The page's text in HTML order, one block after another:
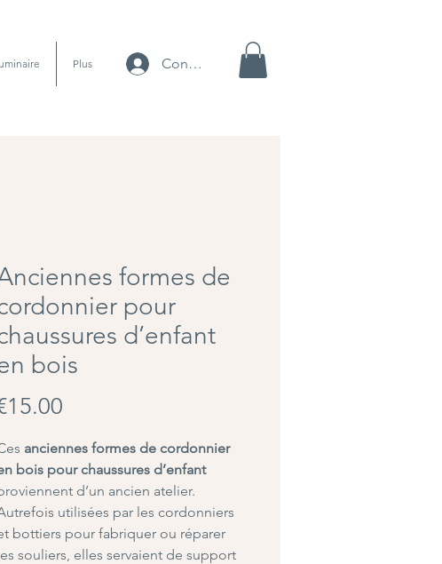
Plus Connexion
formes de
pour
d’enfant
bois
anciennes formes de cordonnier
bois pour chaussures d’enfant
d’un ancien atelier.
utilisées par les cordonniers
bottiers pour fabriquer ou réparer
souliers, elles servaient de support